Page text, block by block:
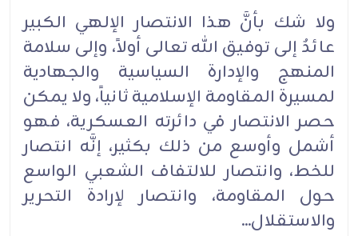
ولا شك بأنَّ هذا الانتصار الإلهي الكبير
عائدٌ إلى توفيق الله تعالى أولاً، وإلى سلامة
المنهج والإدارة السياسية والجهادية
لمسيرة المقاومة الإسلامية ثانياً، ولا يمكن
حصر الانتصار في دائرته العسكرية، فهو
أشمل وأوسع من ذلك بكثير، إنَّه انتصار
للخط، وانتصار للالتفاف الشعبي الواسع
حول المقاومة، وانتصار لإرادة التحرير
والاستقلال...